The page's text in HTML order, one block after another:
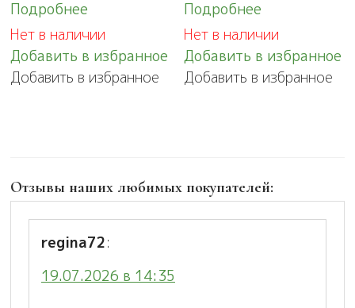
Подробнее
Нет в наличии
Добавить в избранное
Добавить в избранное
Подробнее
Нет в наличии
Добавить в избранное
Добавить в избранное
Отзывы наших любимых покупателей:
regina72:
19.07.2026 в 14:35